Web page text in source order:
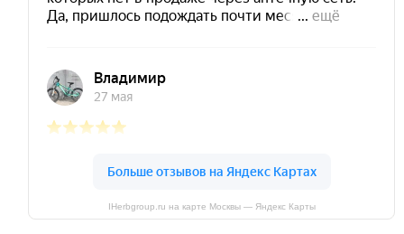
IHerbgroup.ru на карте Москвы — Яндекс Карты